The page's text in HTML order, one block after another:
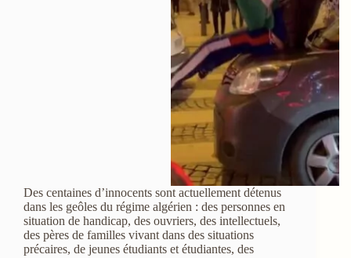
Des centaines d’innocents sont actuellement détenus
dans les geôles du régime algérien : des personnes en
situation de handicap, des ouvriers, des intellectuels,
des pères de familles vivant dans des situations
précaires, de jeunes étudiants et étudiantes, des